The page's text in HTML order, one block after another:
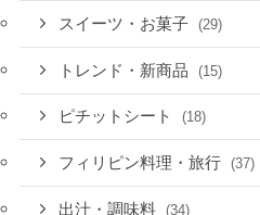
スイーツ・お菓子 (29)
トレンド・新商品 (15)
ピチットシート (18)
フィリピン料理・旅行 (37)
出汁・調味料 (34)